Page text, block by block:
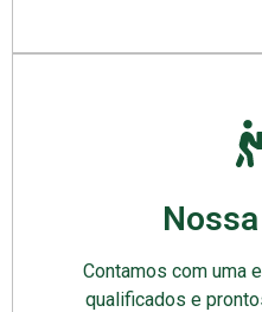
Contamos com uma
qualificados e